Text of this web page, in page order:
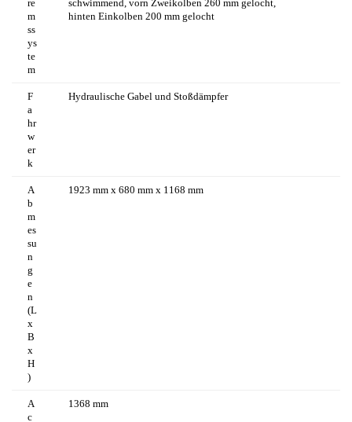
re
m
ss
ys
te
m
schwimmend, vorn Zweikolben 260 mm gelocht,
hinten Einkolben 200 mm gelocht
F
a
hr
w
er
k
Hydraulische Gabel und Stoßdämpfer
A
b
m
es
su
n
g
e
n
(L
x
B
x
H
)
1923 mm x 680 mm x 1168 mm
A
c
1368 mm